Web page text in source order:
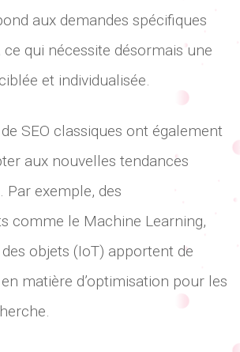
aux demandes spécifiques
qui nécessite désormais une
et individualisée.
SEO classiques ont également
aux nouvelles tendances
Par exemple, des
comme le Machine Learning,
des objets (IoT) apportent de
matière d’optimisation pour les